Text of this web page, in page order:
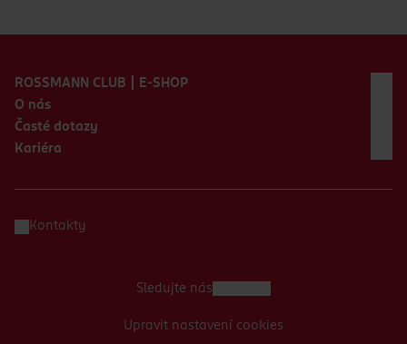
ROSSMANN CLUB | E-SHOP
O nás
Časté dotazy
Kariéra
Kontakty
Sledujte nás
Upravit nastavení cookies